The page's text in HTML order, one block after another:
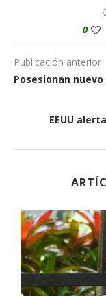
0
Publicación anterior
Posesionan
EEUU